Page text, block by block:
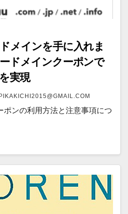
メインを手に入れま
ドメインクーポンで
実現
ポンの利用方法と注意事項につ